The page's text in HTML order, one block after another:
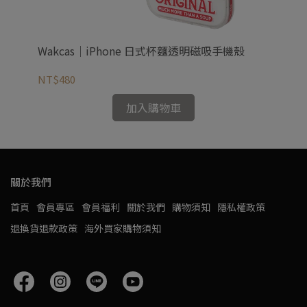
Wakcas｜iPhone 日式杯麵透明磁吸手機殼
NT$480
加入購物車
關於我們
首頁 會員專區 會員福利 關於我們 購物須知 隱私權政策
退換貨退款政策 海外買家購物須知